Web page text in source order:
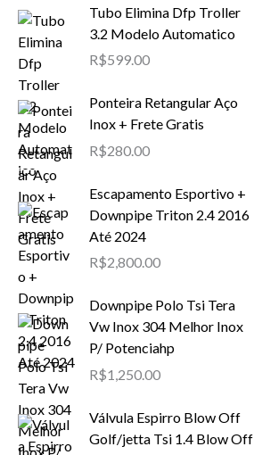
Tubo Elimina Dfp Troller
3.2 Modelo Automatico
R$599.00
Ponteira Retangular Aço
Inox + Frete Gratis
R$280.00
Escapamento Esportivo +
Downpipe Triton 2.4 2016
Até 2024
R$2,800.00
Downpipe Polo Tsi Tera
Vw Inox 304 Melhor Inox
P/ Potenciahp
R$1,250.00
Válvula Espirro Blow Off
Golf/jetta Tsi 1.4 Blow Off